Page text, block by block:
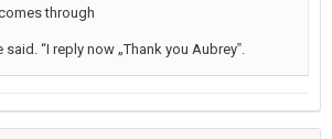
through
“I reply now „Thank you Aubrey‟.